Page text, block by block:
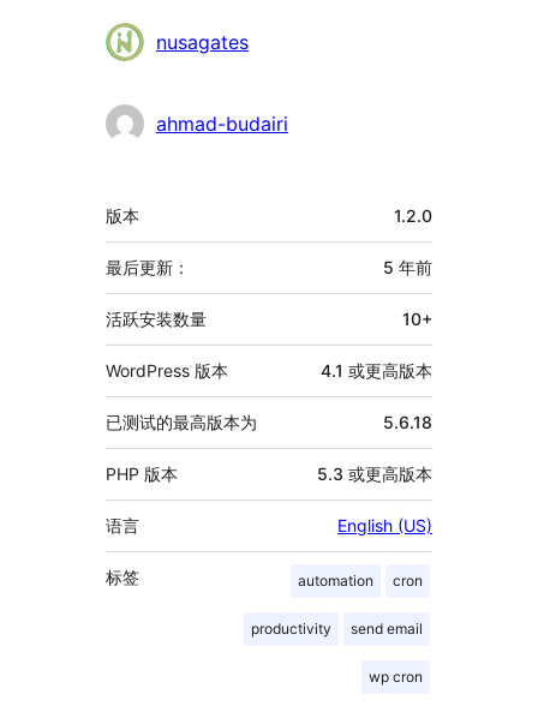
贡
者
nusagates
ahmad-budairi
额
外
信
息
版本 1.2.0
最后更新： 5 年前
活跃安装数量 10+
WordPress 版本 4.1 或更高版本
已测试的最高版本为 5.6.18
PHP 版本 5.3 或更高版本
语言 English (US)
标签 automation cron
productivity send email
wp cron